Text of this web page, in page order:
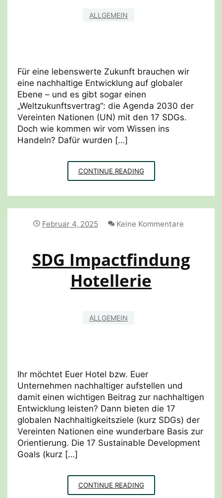
ALLGEMEIN
Für eine lebenswerte Zukunft brauchen wir
eine nachhaltige Entwicklung auf globaler
Ebene – und es gibt sogar einen
„Weltzukunftsvertrag“: die Agenda 2030 der
Vereinten Nationen (UN) mit den 17 SDGs.
Doch wie kommen wir vom Wissen ins
Handeln? Dafür wurden […]
CONTINUE READING
MIT
FÖRDERN
Februar 4, 2025 Keine Kommentare
SDG Impactfindung
Hotellerie
ALLGEMEIN
Ihr möchtet Euer Hotel bzw. Euer
Unternehmen nachhaltiger aufstellen und
damit einen wichtigen Beitrag zur nachhaltigen
Entwicklung leisten? Dann bieten die 17
globalen Nachhaltigkeitsziele (kurz SDGs) der
Vereinten Nationen eine wunderbare Basis zur
Orientierung. Die 17 Sustainable Development
Goals (kurz […]
CONTINUE READINGSDG
IMPACTFINDUNG